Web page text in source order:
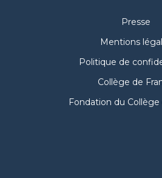
Presse
Mentions
Politique de
Collège de
Fondation du Collège